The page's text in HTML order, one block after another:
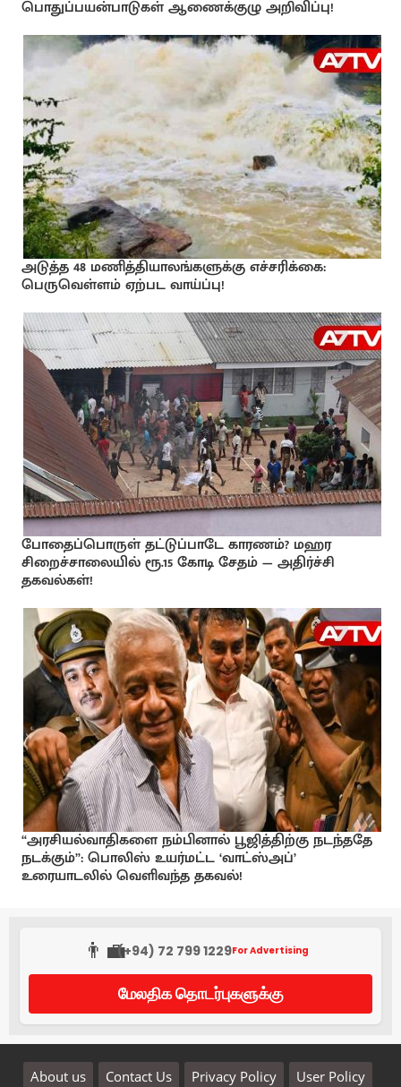
பொதுப்பயன்பாடுகள் ஆணைக்குழு அறிவிப்பு!
அடுத்த 48 மணித்தியாலங்களுக்கு எச்சரிக்கை:
பெருவெள்ளம் ஏற்பட வாய்ப்பு!
போதைப்பொருள் தட்டுப்பாடே காரணம்? மஹர
சிறைச்சாலையில் ரூ.15 கோடி சேதம் — அதிர்ச்சி
தகவல்கள்!
“அரசியல்வாதிகளை நம்பினால் பூஜித்திற்கு நடந்ததே
நடக்கும்”: பொலிஸ் உயர்மட்ட ‘வாட்ஸ்அப்’
உரையாடலில் வெளிவந்த தகவல்!
👨‍💼(+94) 72 799 1229For Advertising
மேலதிக தொடர்புகளுக்கு
About us Contact Us Privacy Policy User Policy